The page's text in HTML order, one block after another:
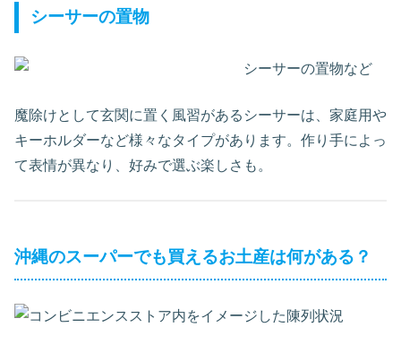
シーサーの置物
魔除けとして玄関に置く風習があるシーサーは、家庭用や
キーホルダーなど様々なタイプがあります。作り手によっ
て表情が異なり、好みで選ぶ楽しさも。
沖縄のスーパーでも買えるお土産は何がある？